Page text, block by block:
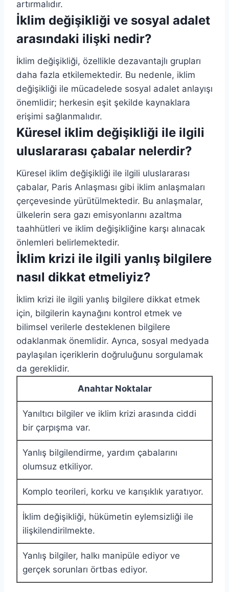
artırmalıdır.
İklim değişikliği ve sosyal adalet
arasındaki ilişki nedir?
İklim değişikliği, özellikle dezavantajlı grupları
daha fazla etkilemektedir. Bu nedenle, iklim
değişikliği ile mücadelede sosyal adalet anlayışı
önemlidir; herkesin eşit şekilde kaynaklara
erişimi sağlanmalıdır.
Küresel iklim değişikliği ile ilgili
uluslararası çabalar nelerdir?
Küresel iklim değişikliği ile ilgili uluslararası
çabalar, Paris Anlaşması gibi iklim anlaşmaları
çerçevesinde yürütülmektedir. Bu anlaşmalar,
ülkelerin sera gazı emisyonlarını azaltma
taahhütleri ve iklim değişikliğine karşı alınacak
önlemleri belirlemektedir.
İklim krizi ile ilgili yanlış bilgilere
nasıl dikkat etmeliyiz?
İklim krizi ile ilgili yanlış bilgilere dikkat etmek
için, bilgilerin kaynağını kontrol etmek ve
bilimsel verilerle desteklenen bilgilere
odaklanmak önemlidir. Ayrıca, sosyal medyada
paylaşılan içeriklerin doğruluğunu sorgulamak
da gereklidir.
Anahtar Noktalar
Yanıltıcı bilgiler ve iklim krizi arasında ciddi
bir çarpışma var.
Yanlış bilgilendirme, yardım çabalarını
olumsuz etkiliyor.
Komplo teorileri, korku ve karışıklık yaratıyor.
İklim değişikliği, hükümetin eylemsizliği ile
ilişkilendirilmekte.
Yanlış bilgiler, halkı manipüle ediyor ve
gerçek sorunları örtbas ediyor.